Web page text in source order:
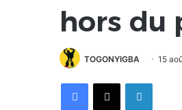
hors du
TOGONYIGBA 15
FacebookX Linkedin